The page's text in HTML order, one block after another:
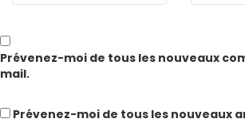
Prévenez-moi de tous les nouveaux
mail.
Prévenez-moi de tous les nouveaux